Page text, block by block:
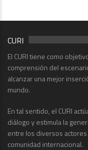
CURI
El CURI tiene como
comprensión del
alcanzar una mejor
mundo.
En tal sentido, el CURI
diálogo y estimula la
entre los diversos
comunidad internacional.